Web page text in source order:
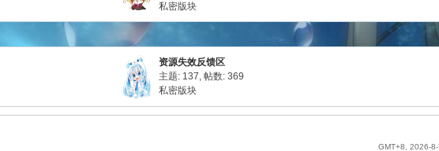
私密版块
资源失效反馈区
主题: 137,帖数: 369
私密版块
GMT+8, 2026-